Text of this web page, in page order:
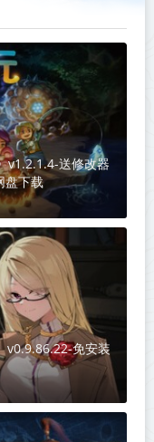
v1.2.1.4-送修改器
盘下载
免安装